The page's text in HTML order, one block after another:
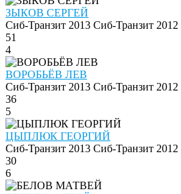
ЗЫКОВ СЕРГЕЙ
Сиб-Транзит 2013 Сиб-Транзит 2012
51
4
ВОРОБЬЁВ ЛЕВ
Сиб-Транзит 2013 Сиб-Транзит 2012
36
5
ЦЫПЛЮК ГЕОРГИЙ
Сиб-Транзит 2013 Сиб-Транзит 2012
30
6